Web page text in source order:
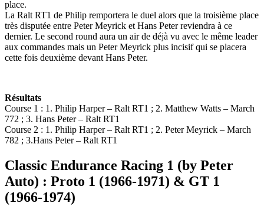
place.
La Ralt RT1 de Philip remportera le duel alors que la troisième place
très disputée entre Peter Meyrick et Hans Peter reviendra à ce
dernier. Le second round aura un air de déjà vu avec le même leader
aux commandes mais un Peter Meyrick plus incisif qui se placera
cette fois deuxième devant Hans Peter.
Résultats
Course 1 : 1. Philip Harper – Ralt RT1 ; 2. Matthew Watts – March
772 ; 3. Hans Peter – Ralt RT1
Course 2 : 1. Philip Harper – Ralt RT1 ; 2. Peter Meyrick – March
782 ; 3.Hans Peter – Ralt RT1
Classic Endurance Racing 1 (by Peter
Auto) : Proto 1 (1966-1971) & GT 1
(1966-1974)